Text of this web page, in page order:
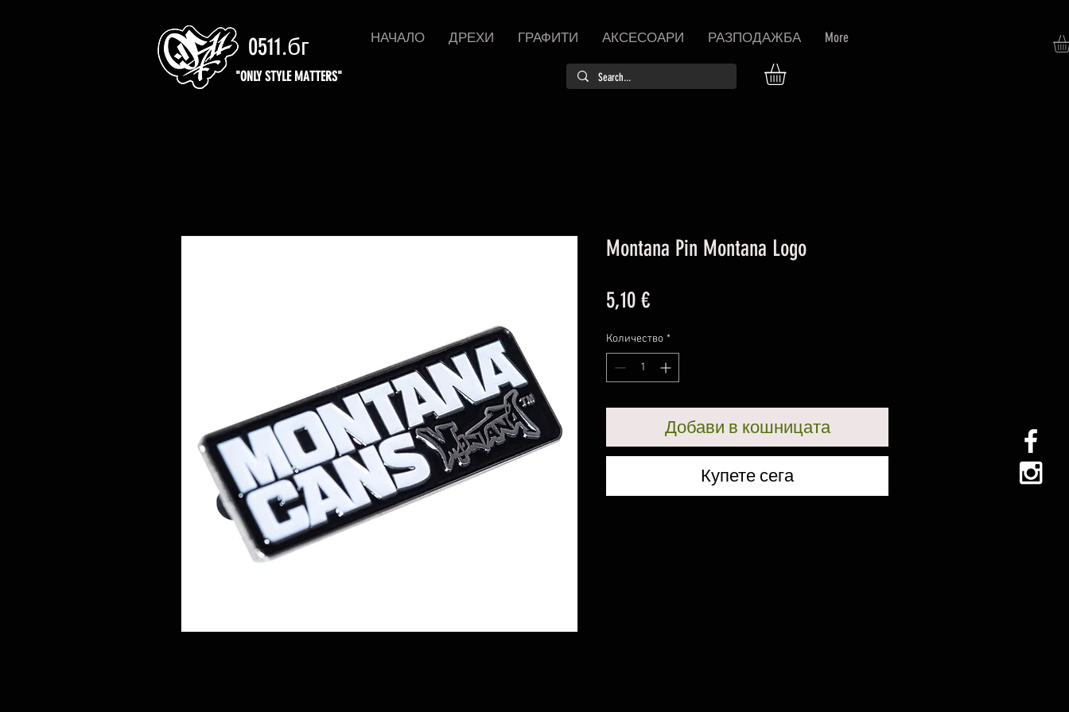
0511.бг НАЧАЛО ДРЕХИ ГРАФИТИ АКСЕСОАРИ РАЗПОДАЖБА More
"ONLY STYLE MATTERS"
Montana Pin Montana Logo
5,10 €Цена
Количество *
Добави в кошницата
Купете сега